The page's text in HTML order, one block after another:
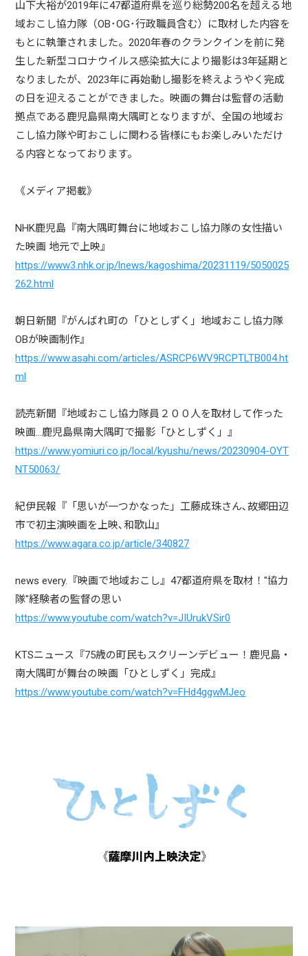
山下大裕が2019年に47都道府県を巡り総勢200名を超える地
域おこし協力隊（OB･OG･行政職員含む）に取材した内容を
もとに執筆されました。2020年春のクランクインを前に発
生した新型コロナウイルス感染拡大により撮影は3年延期と
なりましたが、2023年に再始動し撮影を終えようやく完成
の日を迎えることができました。映画の舞台は監督の活動
拠点である鹿児島県南大隅町となりますが、全国の地域お
こし協力隊や町おこしに関わる皆様にもお楽しみいただけ
る内容となっております。
《メディア掲載》
NHK鹿児島『南大隅町舞台に地域おこし協力隊の女性描い
た映画 地元で上映』
https://www3.nhk.or.jp/lnews/kagoshima/20231119/5050025
262.html
朝日新聞『がんばれ町の「ひとしずく」地域おこし協力隊
OBが映画制作』
https://www.asahi.com/articles/ASRCP6WV9RCPTLTB004.ht
ml
読売新聞『地域おこし協力隊員２００人を取材して作った
映画…鹿児島県南大隅町で撮影「ひとしずく」』
https://www.yomiuri.co.jp/local/kyushu/news/20230904-OYT
NT50063/
紀伊民報『「思いが一つかなった」工藤成珠さん､故郷田辺
市で初主演映画を上映､和歌山』
https://www.agara.co.jp/article/340827
news every.『映画で地域おこし』47都道府県を取材！"協力
隊"経験者の監督の思い
https://www.youtube.com/watch?v=JIUrukVSir0
KTSニュース『75歳の町民もスクリーンデビュー！鹿児島・
南大隅町が舞台の映画「ひとしずく」完成』
https://www.youtube.com/watch?v=FHd4ggwMJeo